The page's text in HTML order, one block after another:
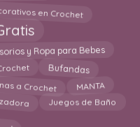
en Crochet
y Ropa para Bebes
Bufandas
a Crochet MANTA
Juegos de Baño